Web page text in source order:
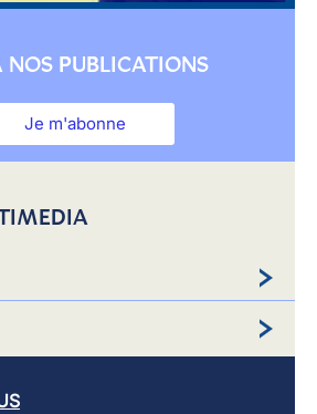
NOS PUBLICATIONS
Je m'abonne